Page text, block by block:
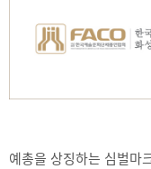
예총을 상징하는 심벌마